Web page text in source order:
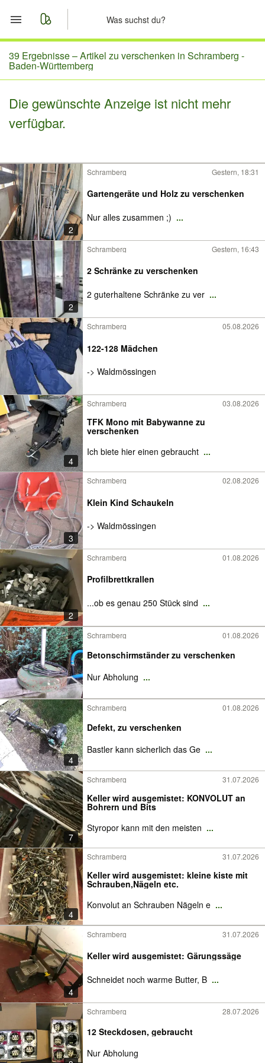
Start
Merkliste
Nachrichten
39 Ergebnisse –Artikel zu verschenken in Schramberg -
Baden-Württemberg
Die gewünschte Anzeige ist nicht mehr
verfügbar.
2
Schramberg Gestern, 18:31
Gartengeräte und Holz zu verschenken
Nur alles zusammen ;) ...
2
Schramberg Gestern, 16:43
2 Schränke zu verschenken
2 guterhaltene Schränke zu ver ...
Schramberg 05.08.2026
122-128 Mädchen
-> Waldmössingen
4
Schramberg 03.08.2026
TFK Mono mit Babywanne zu
verschenken
Ich biete hier einen gebraucht ...
3
Schramberg 02.08.2026
Klein Kind Schaukeln
-> Waldmössingen
2
Schramberg 01.08.2026
Profilbrettkrallen
...ob es genau 250 Stück sind ...
Schramberg 01.08.2026
Betonschirmständer zu verschenken
Nur Abholung ...
4
Schramberg 01.08.2026
Defekt, zu verschenken
Bastler kann sicherlich das Ge ...
7
Schramberg 31.07.2026
Keller wird ausgemistet: KONVOLUT an
Bohrern und Bits
Styropor kann mit den meisten ...
4
Schramberg 31.07.2026
Keller wird ausgemistet: kleine kiste mit
Schrauben,Nägeln etc.
Konvolut an Schrauben Nägeln e ...
4
Schramberg 31.07.2026
Keller wird ausgemistet: Gärungssäge
Schneidet noch warme Butter, B ...
Schramberg 28.07.2026
12 Steckdosen, gebraucht
Nur Abholung